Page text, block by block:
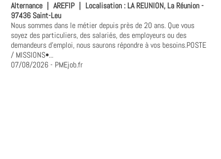
Alternance AREFIP Localisation : LA REUNION, La Réunion -
97436 Saint-Leu
Nous sommes dans le métier depuis près de 20 ans. Que vous
soyez des particuliers, des salariés, des employeurs ou des
demandeurs d'emploi, nous saurons répondre à vos besoins.POSTE
/ MISSIONS•...
07/08/2026- PMEjob.fr